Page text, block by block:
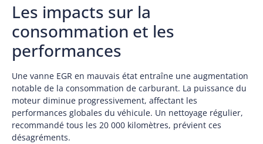
Les impacts sur la
consommation et les
performances
Une vanne EGR en mauvais état entraîne une augmentation
notable de la consommation de carburant. La puissance du
moteur diminue progressivement, affectant les
performances globales du véhicule. Un nettoyage régulier,
recommandé tous les 20 000 kilomètres, prévient ces
désagréments.